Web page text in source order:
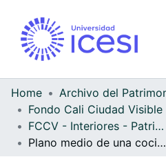
Home
Fondo Cali Ciudad Visible
FCCV - Interiores - Patrimonial
Plano medio de una cocina en la cual un joven lava algunos utensilios